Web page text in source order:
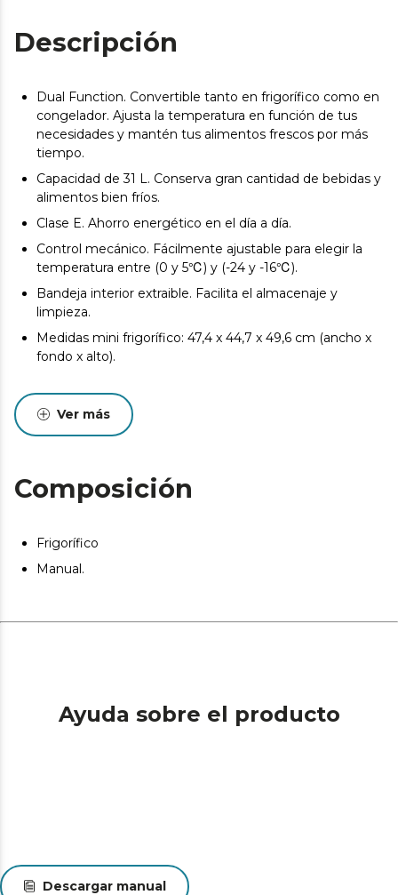
Descripción
Dual Function. Convertible tanto en frigorífico como en
congelador. Ajusta la temperatura en función de tus
necesidades y mantén tus alimentos frescos por más
tiempo.
Capacidad de 31 L. Conserva gran cantidad de bebidas y
alimentos bien fríos.
Clase E. Ahorro energético en el día a día.
Control mecánico. Fácilmente ajustable para elegir la
temperatura entre (0 y 5℃) y (-24 y -16℃).
Bandeja interior extraible. Facilita el almacenaje y
limpieza.
Medidas mini frigorífico: 47,4 x 44,7 x 49,6 cm (ancho x
fondo x alto).
Ver más
Composición
Frigorífico
Manual.
Ayuda sobre el producto
Descargar manual